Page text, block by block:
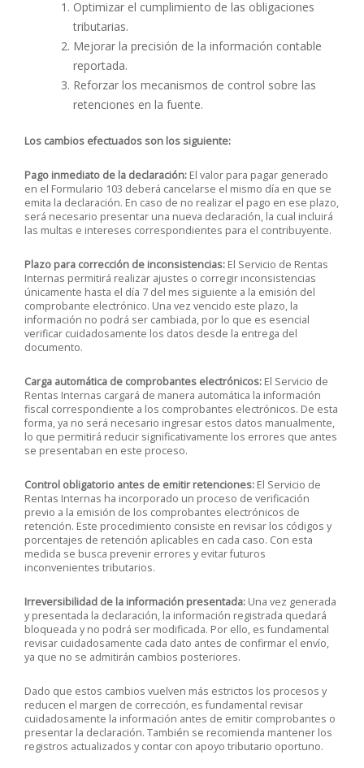
Optimizar el cumplimiento de las obligaciones
tributarias.
Mejorar la precisión de la información contable
reportada.
Reforzar los mecanismos de control sobre las
retenciones en la fuente.
Los cambios efectuados son los siguiente:
Pago inmediato de la declaración: El valor para pagar generado
en el Formulario 103 deberá cancelarse el mismo día en que se
emita la declaración. En caso de no realizar el pago en ese plazo,
será necesario presentar una nueva declaración, la cual incluirá
las multas e intereses correspondientes para el contribuyente.
Plazo para corrección de inconsistencias: El Servicio de Rentas
Internas permitirá realizar ajustes o corregir inconsistencias
únicamente hasta el día 7 del mes siguiente a la emisión del
comprobante electrónico. Una vez vencido este plazo, la
información no podrá ser cambiada, por lo que es esencial
verificar cuidadosamente los datos desde la entrega del
documento.
Carga automática de comprobantes electrónicos: El Servicio de
Rentas Internas cargará de manera automática la información
fiscal correspondiente a los comprobantes electrónicos. De esta
forma, ya no será necesario ingresar estos datos manualmente,
lo que permitirá reducir significativamente los errores que antes
se presentaban en este proceso.
Control obligatorio antes de emitir retenciones: El Servicio de
Rentas Internas ha incorporado un proceso de verificación
previo a la emisión de los comprobantes electrónicos de
retención. Este procedimiento consiste en revisar los códigos y
porcentajes de retención aplicables en cada caso. Con esta
medida se busca prevenir errores y evitar futuros
inconvenientes tributarios.
Irreversibilidad de la información presentada: Una vez generada
y presentada la declaración, la información registrada quedará
bloqueada y no podrá ser modificada. Por ello, es fundamental
revisar cuidadosamente cada dato antes de confirmar el envío,
ya que no se admitirán cambios posteriores.
Dado que estos cambios vuelven más estrictos los procesos y
reducen el margen de corrección, es fundamental revisar
cuidadosamente la información antes de emitir comprobantes o
presentar la declaración. También se recomienda mantener los
registros actualizados y contar con apoyo tributario oportuno.